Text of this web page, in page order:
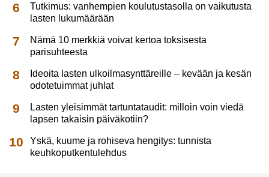
Tutkimus: vanhempien koulutustasolla on vaikutusta
lasten lukumäärään
Nämä 10 merkkiä voivat kertoa toksisesta
parisuhteesta
Ideoita lasten ulkoilmasynttäreille – kevään ja kesän
odotetuimmat juhlat
Lasten yleisimmät tartuntataudit: milloin voin viedä
lapsen takaisin päiväkotiin?
Yskä, kuume ja rohiseva hengitys: tunnista
keuhkoputkentulehdus